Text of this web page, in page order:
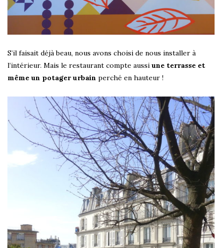
S’il faisait déjà beau, nous avons choisi de nous installer à
l’intérieur. Mais le restaurant compte aussi une terrasse et
même un potager urbain perché en hauteur !